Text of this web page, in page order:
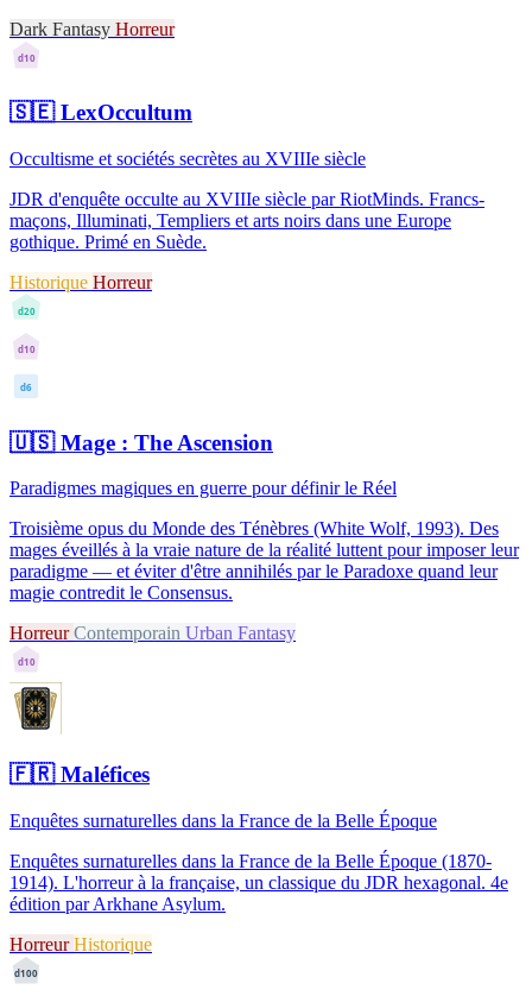
Dark Fantasy Horreur
d10
🇸🇪LexOccultum
Occultisme et sociétés secrètes au XVIIIe siècle
JDR d'enquête occulte au XVIIIe siècle par RiotMinds. Francs-
maçons, Illuminati, Templiers et arts noirs dans une Europe
gothique. Primé en Suède.
Historique Horreur
d20
d10
d6
🇺🇸Mage : The Ascension
Paradigmes magiques en guerre pour définir le Réel
Troisième opus du Monde des Ténèbres (White Wolf, 1993). Des
mages éveillés à la vraie nature de la réalité luttent pour imposer leur
paradigme — et éviter d'être annihilés par le Paradoxe quand leur
magie contredit le Consensus.
HorreurContemporain Urban Fantasy
d10
🇫🇷Maléfices
Enquêtes surnaturelles dans la France de la Belle Époque
Enquêtes surnaturelles dans la France de la Belle Époque (1870-
1914). L'horreur à la française, un classique du JDR hexagonal. 4e
édition par Arkhane Asylum.
HorreurHistorique
d100